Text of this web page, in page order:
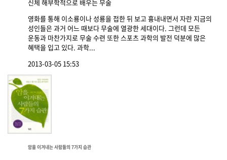
신체 해부학적으로 배우는 무술
영화를 통해 이소룡이나 성룡을 접한 뒤 보고 흉내내면서 자란 지금의
성인들은 과거 어느 때보다 무술에 열광한 세대이다. 그런데 모든
운동과 마찬가지로 무술 수련 또한 스포츠 과학의 발전 덕분에 많은
혜택을 입고 있다. 과학...
2013-03-05 15:53
암을 이겨내는 사람들의 7가지 습관